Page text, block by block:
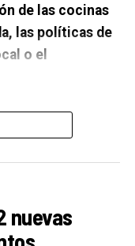
de las cocinas
las políticas de
o el
¿qué balance
áreas dentro
y mejorar la vida
nuevas